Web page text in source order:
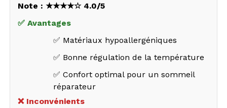
Note : ★★★★☆ 4.0/5
✅ Avantages
✅ Matériaux hypoallergéniques
✅ Bonne régulation de la température
✅ Confort optimal pour un sommeil
réparateur
❌ Inconvénients